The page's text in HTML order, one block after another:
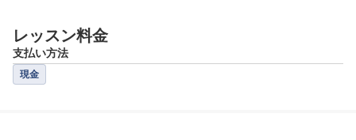
レッスン料金
支払い方法
現金